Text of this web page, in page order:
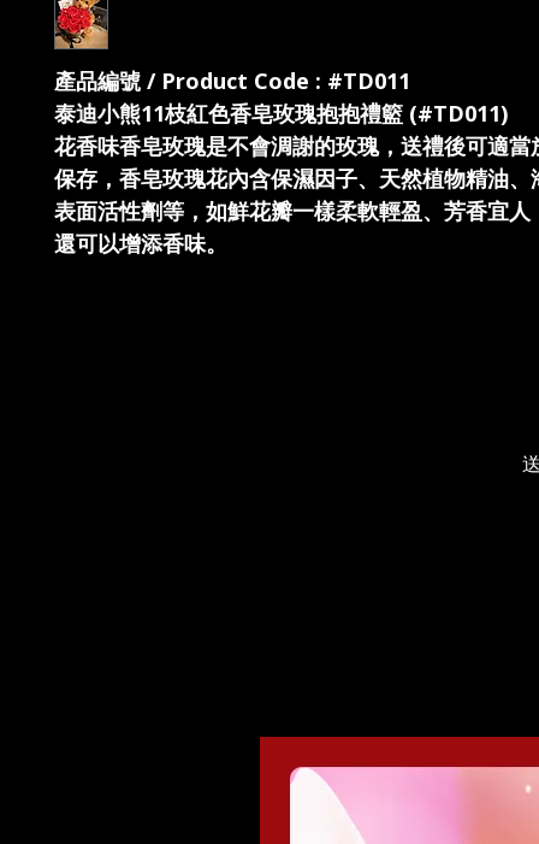
產品編號 / Product Code : #TD011
泰迪小熊11枝紅色香皂玫瑰抱抱禮籃 (#TD011)
花香味香皂玫瑰是不會淍謝的玫瑰，送禮後可適當
保存，香皂玫瑰花內含保濕因子、天然植物精油、
表面活性劑等，如鮮花瓣一樣柔軟輕盈、芳香宜人
還可以增添香味。